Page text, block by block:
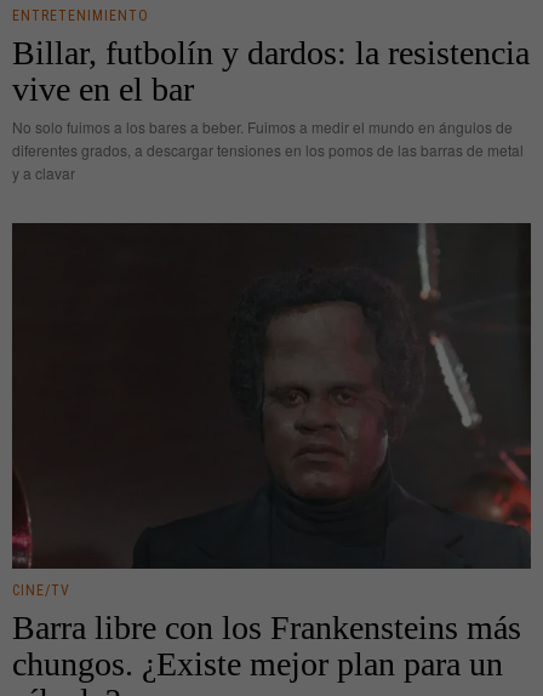
ENTRETENIMIENTO
Billar, futbolín y dardos: la resistencia
vive en el bar
No solo fuimos a los bares a beber. Fuimos a medir el mundo en ángulos de
diferentes grados, a descargar tensiones en los pomos de las barras de metal
y a clavar
CINE/TV
Barra libre con los Frankensteins más
chungos. ¿Existe mejor plan para un